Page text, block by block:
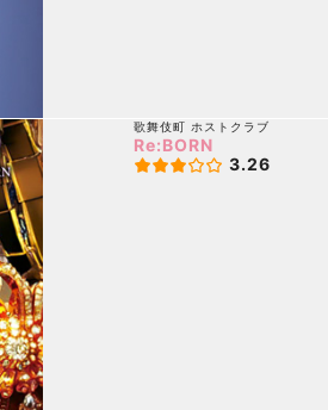
歌舞伎町 ホストクラブ
Re:BORN
3.26